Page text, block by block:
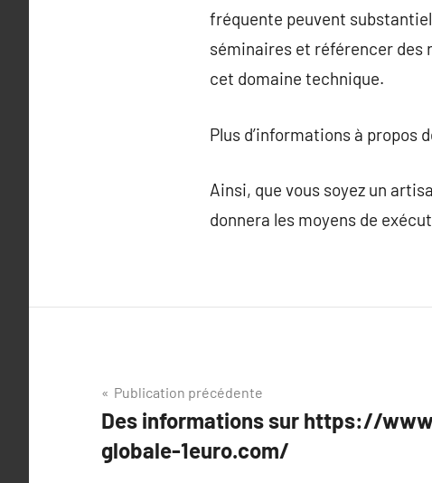
fréquente peuvent
séminaires et référencer des
cet domaine technique.
Plus d’informations à propos
Ainsi, que vous soyez un
donnera les moyens de
Navigation
de
l’article
Publication précédente
Des informations sur https://
globale-1euro.com/